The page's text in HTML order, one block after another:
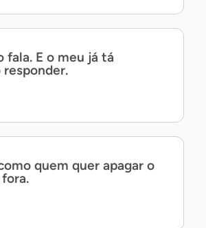
fala. E o meu já tá
quem quer apagar o